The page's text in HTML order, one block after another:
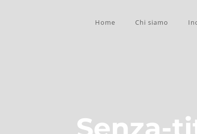
Home Chi siamo